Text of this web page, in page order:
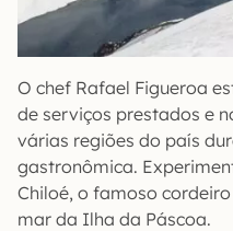
O chef Rafael Figueroa
de serviços prestados e
várias regiões do país
gastronômica.
Chiloé, o famoso
mar da Ilha da Páscoa.